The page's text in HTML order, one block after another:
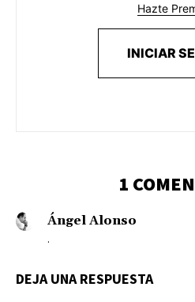
Hazte
INICIAR
1
Ángel Alonso
.
DEJA UNA RESPUESTA